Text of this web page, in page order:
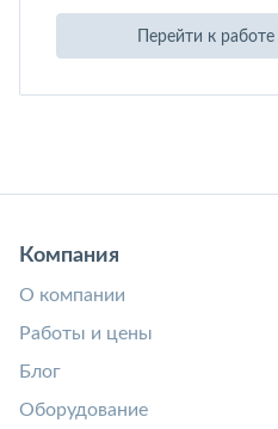
Перейти к работе
Компания
О компании
Работы и цены
Блог
Оборудование